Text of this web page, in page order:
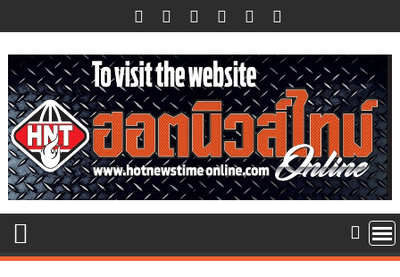
to
content